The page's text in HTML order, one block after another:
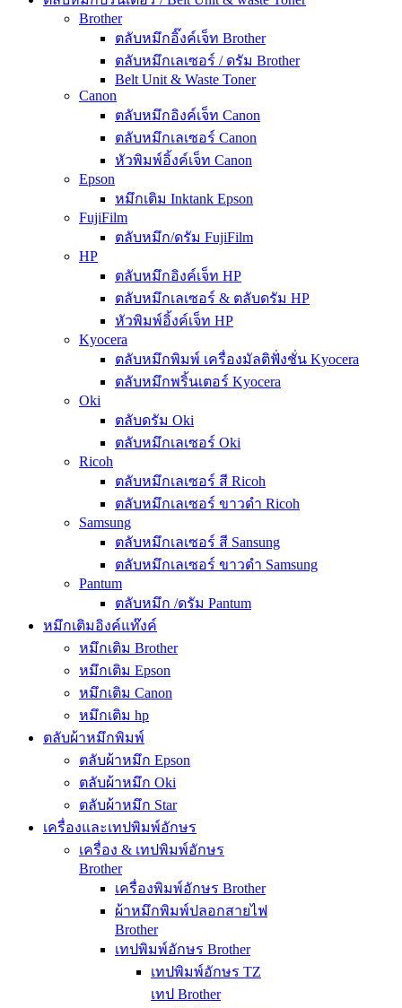
Brother
ตลับหมึกอิ๊งค์เจ็ท Brother
ตลับหมึกเลเซอร์ / ดรัม Brother
Belt Unit & Waste Toner
Canon
ตลับหมึกอิงค์เจ็ท Canon
ตลับหมึกเลเซอร์ Canon
หัวพิมพ์อิ้งค์เจ็ท Canon
Epson
หมึกเติม Inktank Epson
FujiFilm
ตลับหมึก/ดรัม FujiFilm
HP
ตลับหมึกอิงค์เจ็ท HP
ตลับหมึกเลเซอร์ & ตลับดรัม HP
หัวพิมพ์อิ้งค์เจ็ท HP
Kyocera
ตลับหมึกพิมพ์ เครื่องมัลติฟั่งชั่น Kyocera
ตลับหมึกพริ้นเตอร์ Kyocera
Oki
ตลับดรัม Oki
ตลับหมึกเลเซอร์ Oki
Ricoh
ตลับหมึกเลเซอร์ สี Ricoh
ตลับหมึกเลเซอร์ ขาวดำ Ricoh
Samsung
ตลับหมึกเลเซอร์ สี Sansung
ตลับหมึกเลเซอร์ ขาวดำ Samsung
Pantum
ตลับหมึก /ดรัม Pantum
หมึกเติมอิงค์แท๊งค์
หมึกเติม Brother
หมึกเติม Epson
หมึกเติม Canon
หมึกเติม hp
ตลับผ้าหมึกพิมพ์
ตลับผ้าหมึก Epson
ตลับผ้าหมึก Oki
ตลับผ้าหมึก Star
เครื่องและเทปพิมพ์อักษร
เครื่อง & เทปพิมพ์อักษร
Brother
เครื่องพิมพ์อักษร Brother
ผ้าหมึกพิมพ์ปลอกสายไฟ
Brother
เทปพิมพ์อักษร Brother
เทปพิมพ์อักษร TZ
เทป Brother